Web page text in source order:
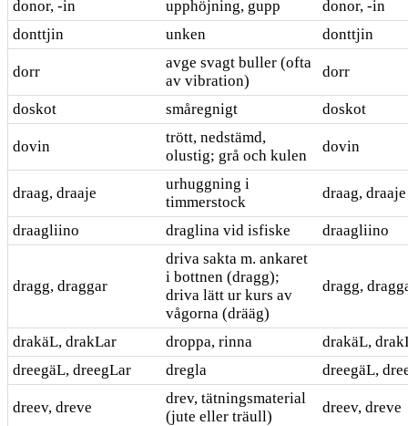
donor, -in upphöjning, gupp
donor, -in
donttjin
unken donttjin
dorr
avge svagt buller (ofta
av vibration)
dorr
doskot småregnigt doskot
dovin
trött, nedstämd,
olustig; grå och kulen
dovin
draag, draaje
urhuggning i
timmerstock
draag, draaje
draagliino draglina vid isfiske draagliino
dragg, draggar
driva sakta m. ankaret
i bottnen (dragg);
driva lätt ur kurs av
vågorna (drääg)
dragg,
drakäL, drakLar droppa, rinna
drakäL,
dreegäL, dreegLar
dregla dreegäL,
dreev, dreve
drev, tätningsmaterial
(jute eller träull)
dreev, dreve